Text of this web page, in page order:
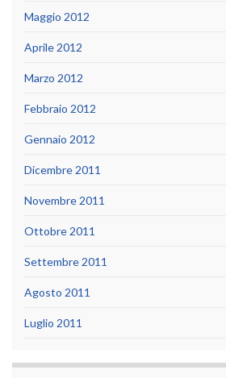
Maggio 2012
Aprile 2012
Marzo 2012
Febbraio 2012
Gennaio 2012
Dicembre 2011
Novembre 2011
Ottobre 2011
Settembre 2011
Agosto 2011
Luglio 2011